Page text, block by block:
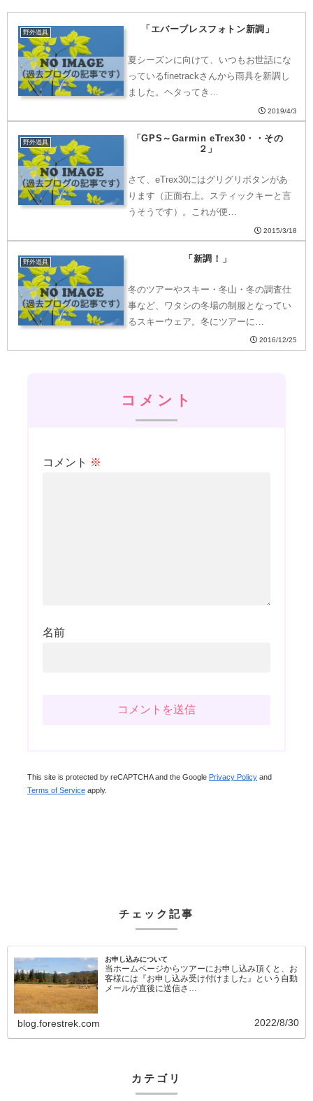
野外道具 「エバーブレスフォトン新調」
夏シーズンに向けて、いつもお世話にな
っているfinetrackさんから雨具を新調し
ました。ヘタってき…
2019/4/3
野外道具
「GPS～Garmin eTrex30・・その
２」
さて、eTrex30にはグリグリボタンがあ
ります（正面右上。スティックキーと言
うそうです）。これが便…
2015/3/18
野外道具 「新調！」
冬のツアーやスキー・冬山・冬の調査仕
事など、ワタシの冬場の制服となってい
るスキーウェア。冬にツアーに…
2016/12/25
コメント
コメント ※
名前
This site is protected by reCAPTCHA and the Google Privacy Policy and
Terms of Service apply.
チェック記事
お申し込みについて
当ホームページからツアーにお申し込み頂くと、お
客様には『お申し込み受け付けました』という自動
メールが直後に送信さ…
blog.forestrek.com 2022/8/30
カテゴリ